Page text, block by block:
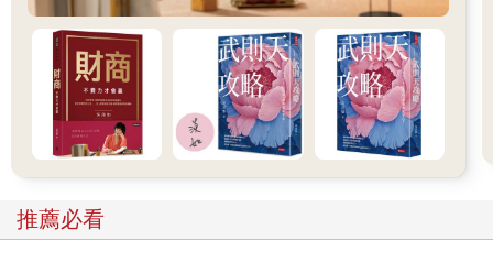
裡最偉大的進展」。對於那些早已熟知實際上還有其他比麥卡托
投影法更好替代方案的製圖師來說，這看起來就像是江湖術士空
洞的行銷活動：「荒謬的宣傳」、「有悖常理又判斷錯誤」、
「推銷高手和公關巧妙算計過的口號」。即使是地圖史學家也以
類似的態度來看待這場衝突，認為它是彼得斯直接訴諸人民的強
硬行動主義槓上在政治上向來天真的專業人士所代表的脆弱權威
這兩者之間的恩怨對決。
但是誇張的新聞稿和無窮無盡的自信，就真的足以說服多個國家
的重要組織採用一幅全新又陌生的世界地圖嗎？彼得斯投影法可
推薦必看